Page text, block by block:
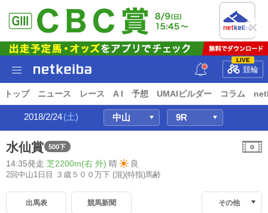
LIVE
競輪
トップ ニュース レース A I 予想 UMAIビルダー コラム
2018/2/24(土)
水仙賞 500下
14:35発走 芝2200m(右 外) 晴 良
2回中山1日目 ３歳５００万下 (混)(特指)馬齢
出馬表 競馬新聞 その他